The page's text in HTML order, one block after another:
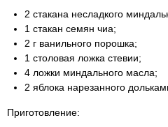
2 стакана несладкого
1 стакан семян чиа;
2 г ванильного порошка;
1 столовая ложка стевии;
4 ложки миндального масла;
2 яблока нарезанного
Приготовление: